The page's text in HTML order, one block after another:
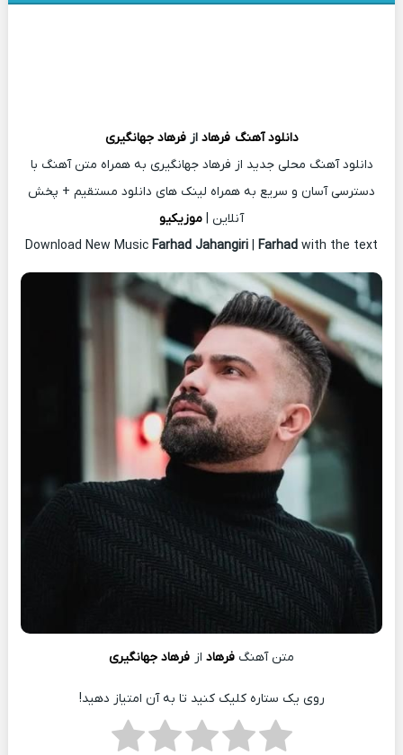
دانلود آهنگ فرهاد ازفرهاد جهانگیری
دانلود آهنگ محلی جدید از فرهاد جهانگیری به همراه متن آهنگ با
دسترسی آسان و سریع به همراه لینک های دانلود مستقیم + پخش
آنلاین | موزیکیو
Download New Music Farhad Jahangiri | Farhad with the text
متن آهنگ فرهاد از فرهاد جهانگیری
روی یک ستاره کلیک کنید تا به آن امتیاز دهید!